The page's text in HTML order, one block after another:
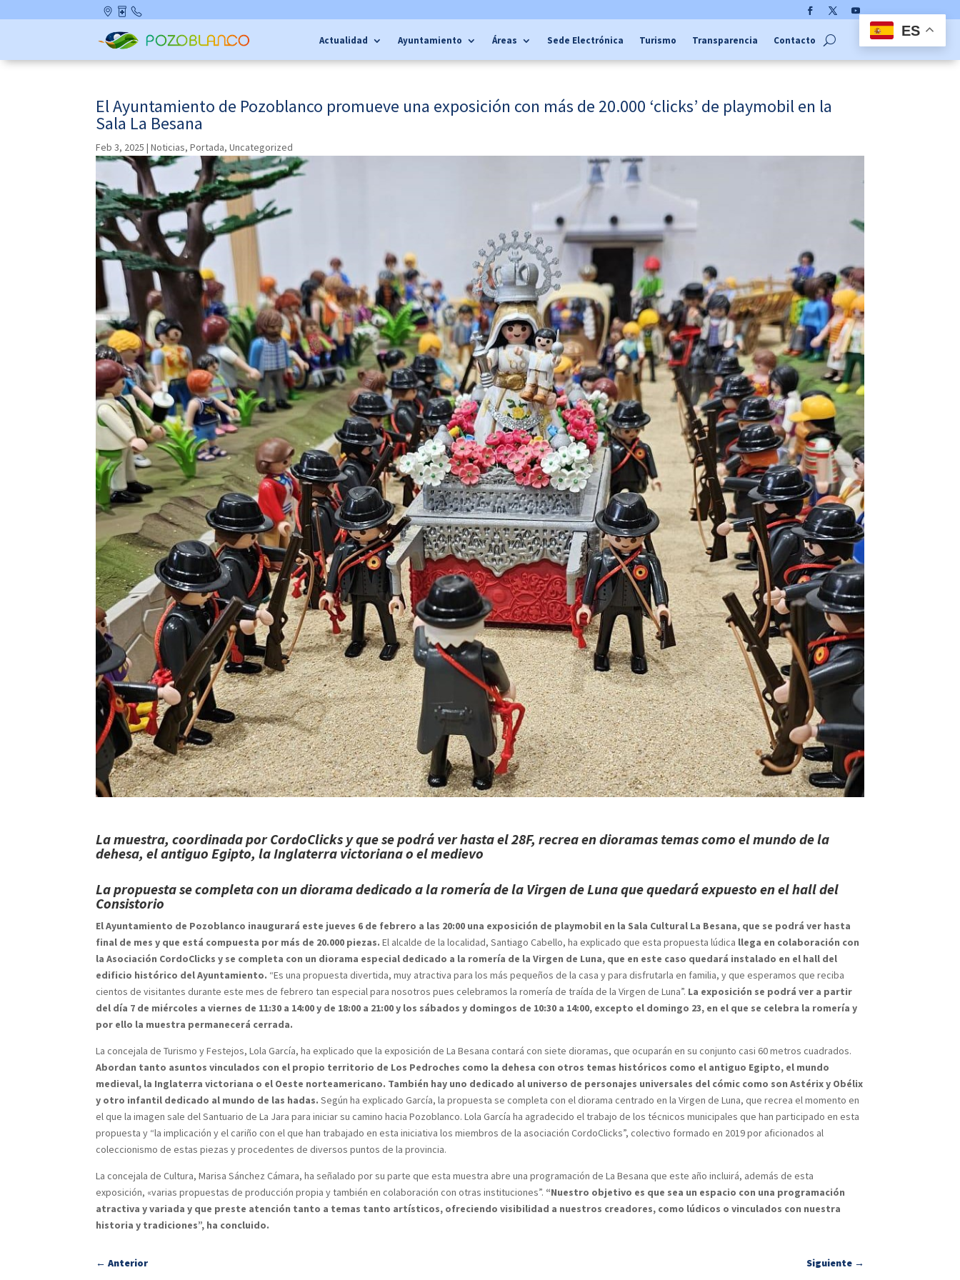
to
Ubicació
n
Farmaci
as de
Contact
o
YouTube
Actualidad
Ayuntamiento Áreas Sede Electrónica Turismo Transparencia Contacto
El Ayuntamiento de Pozoblanco promueve una exposición con más de 20.000 ‘clicks’ de playmobil en la
Sala La Besana
Feb 3, 2025 |Noticias,Portada,Uncategorized
La muestra, coordinada por CordoClicks y que se podrá ver hasta el 28F,recrea en dioramas temas comoel mundo de la
dehesa, el antiguo Egipto, la Inglaterra victoriana o el medievo
La propuesta se completa con un diorama dedicado a la romería de la Virgen de Luna que quedará expuesto en el hall del
Consistorio
El Ayuntamiento de Pozoblanco inaugurará este jueves 6 de febrero a las 20:00 una exposición de playmobil en la Sala Cultural La Besana, que se podrá ver hasta
final de mes y que está compuesta por más de 20.000 piezas. El alcalde de la localidad, Santiago Cabello, ha explicado que esta propuesta lúdica llega en colaboración con
la Asociación CordoClicks y se completa con un diorama especial dedicado a la romería de la Virgen de Luna, que en este caso quedará instalado en el hall del
edificio histórico del Ayuntamiento. “Es una propuesta divertida, muy atractiva para los más pequeños de la casa y para disfrutarla en familia, y que esperamos que reciba
cientos de visitantes durante este mes de febrero tan especial para nosotros pues celebramos la romería de traída de la Virgen de Luna”. La exposición se podrá ver a partir
del día 7 de miércoles a viernes de 11:30 a 14:00 y de 18:00 a 21:00 y los sábados y domingos de 10:30 a 14:00, excepto el domingo 23, en el que se celebra la romería y
por ello la muestra permanecerá cerrada.
La concejala de Turismo y Festejos, Lola García, ha explicado que la exposición de La Besana contará con siete dioramas, que ocuparán en su conjunto casi 60 metros cuadrados.
Abordan tanto asuntos vinculados con el propio territorio de Los Pedroches como la dehesa con otros temas históricos como el antiguo Egipto, el mundo
medieval, la Inglaterra victoriana o el Oeste norteamericano. También hay uno dedicado al universo de personajes universales del cómic como son Astérix y Obélix
y otro infantil dedicado al mundo de las hadas.Según ha explicado García, la propuesta se completa con el diorama centrado en la Virgen de Luna, que recrea el momento en
el que la imagen sale del Santuario de La Jara para iniciar su camino hacia Pozoblanco. Lola García ha agradecido el trabajo de los técnicos municipales que han participado en esta
propuesta y “la implicación y el cariño con el que han trabajado en esta iniciativa los miembros de la asociación CordoClicks”, colectivo formado en 2019 por aficionados al
coleccionismo de estas piezas y procedentes de diversos puntos de la provincia.
La concejala de Cultura, Marisa Sánchez Cámara, ha señalado por su parte que esta muestra abre una programación de La Besana que este año incluirá, además de esta
exposición, «varias propuestas de producción propia y también en colaboración con otras instituciones”. “Nuestro objetivo es que sea un espacio con una programación
atractiva y variada y que preste atención tanto a temas tanto artísticos, ofreciendo visibilidad a nuestros creadores, como lúdicos o vinculados con nuestra
historia y tradiciones”, ha concluido.
←Anterior Siguiente→
ES